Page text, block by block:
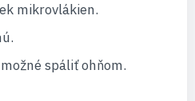
mikrovlákien.
spáliť ohňom.